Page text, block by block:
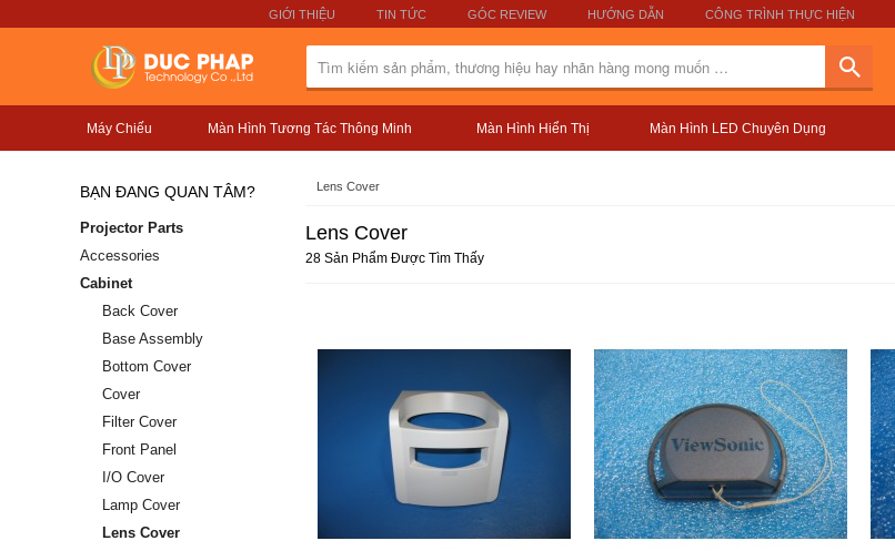
GIỚI THIỆU TIN TỨC GÓC REVIEW HƯỚNG DẪN CÔNG TRÌNH THỰC HIỆN
Máy Chiếu Màn Hình Tương Tác Thông Minh Màn Hình Hiển Thị Màn Hình LED Chuyên Dụng
BẠN ĐANG QUAN TÂM?
Projector Parts
Accessories
Cabinet
Back Cover
Base Assembly
Bottom Cover
Cover
Filter Cover
Front Panel
I/O Cover
Lamp Cover
Lens Cover
Lens Cover
Lens Cover
28 Sản Phẩm Được Tìm Thấy